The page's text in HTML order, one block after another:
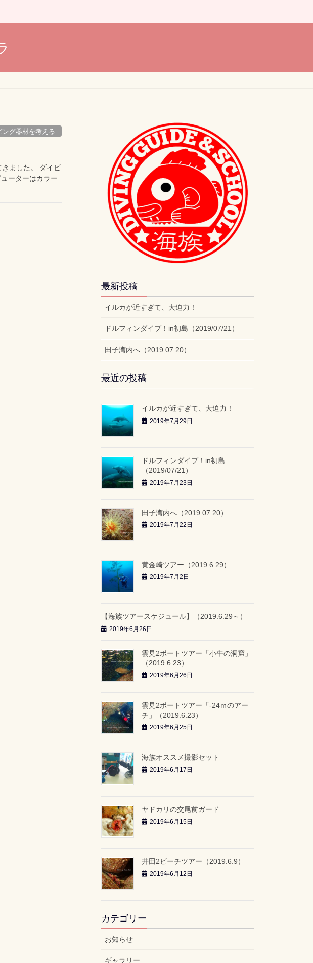
ング器材を考える
ました。 ダイビ
ーターはカラー
最新投稿
イルカが近すぎて、大迫力！
ドルフィンダイブ！in初島（2019/07/21）
田子湾内へ（2019.07.20）
最近の投稿
イルカが近すぎて、大迫力！
2019年7月29日
ドルフィンダイブ！in初島
（2019/07/21）
2019年7月23日
田子湾内へ（2019.07.20）
2019年7月22日
黄金崎ツアー（2019.6.29）
2019年7月2日
【海族ツアースケジュール】（2019.6.29～）
2019年6月26日
雲見2ボートツアー「小牛の洞窟」
（2019.6.23）
2019年6月26日
雲見2ボートツアー「-24ｍのアー
チ」（2019.6.23）
2019年6月25日
海族オススメ撮影セット
2019年6月17日
ヤドカリの交尾前ガード
2019年6月15日
井田2ビーチツアー（2019.6.9）
2019年6月12日
カテゴリー
お知らせ
ギャラリー